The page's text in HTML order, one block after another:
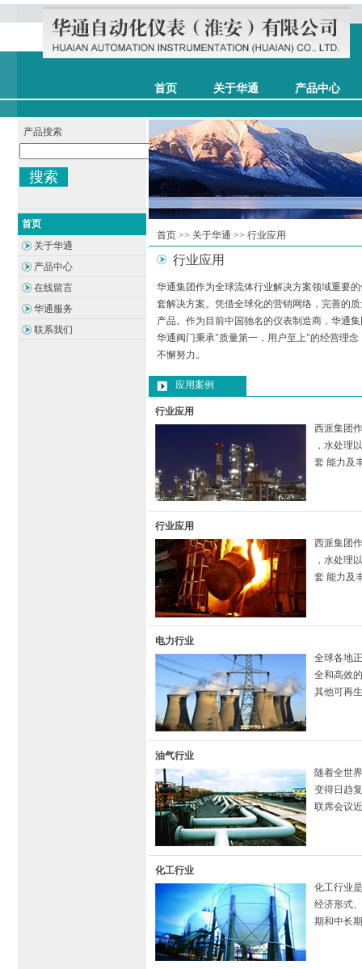
首页 关于华通 产品中心
产品搜索
搜索
首页
关于华通
产品中心
在线留言
华通服务
联系我们
首页 >> 关于华通 >> 行业应用
行业应用
华通集团作为全球流体行业解决方案领域重要
套解决方案。凭借全球化的营销网络，完善的
产品。作为目前中国驰名的仪表制造商，华通
华通阀门秉承"质量第一，用户至上"的经营理
不懈努力。
应用案例
行业应用
西派集团
，水处理
套 能力及
行业应用
西派集团
，水处理
套 能力及
电力行业
全球各地
全和高效
其他可再
油气行业
随着全世
变得日趋
联席会议
化工行业
化工行业
经济形式
期和中长